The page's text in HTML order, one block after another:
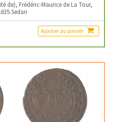
de), Frédéric-Maurice de La Tour,
Sedan
Ajouter au panier